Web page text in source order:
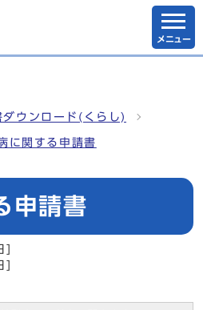
メニュー
ダウンロード(くらし)
に関する申請書
申請書
]
]